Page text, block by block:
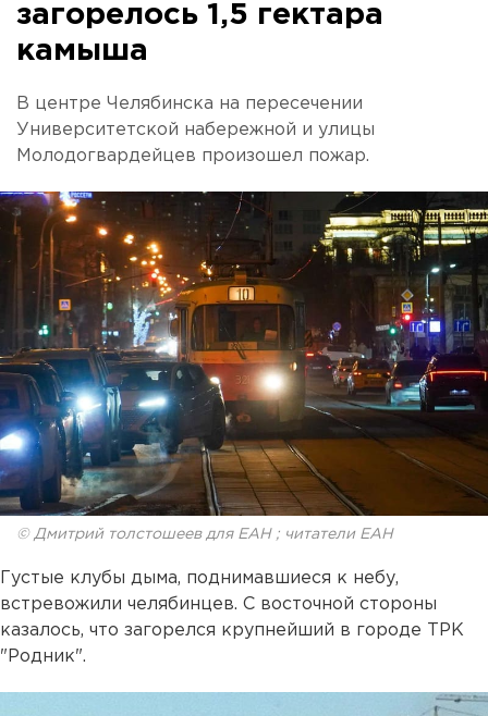
загорелось 1,5 гектара
камыша
В центре Челябинска на пересечении
Университетской набережной и улицы
Молодогвардейцев произошел пожар.
© Дмитрий толстошеев для ЕАН ; читатели ЕАН
Густые клубы дыма, поднимавшиеся к небу,
встревожили челябинцев. С восточной стороны
казалось, что загорелся крупнейший в городе ТРК
"Родник".